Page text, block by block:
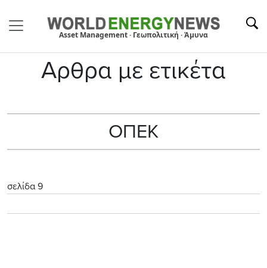
Asset Management · Γεωπολιτική · Άμυνα
Αρθρα με ετικέτα
ΟΠΕΚ
σελίδα 9